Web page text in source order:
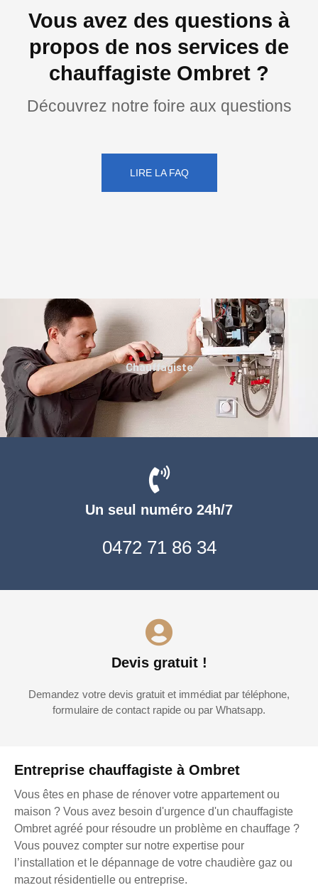
Vous avez des questions à
propos de nos services de
chauffagiste Ombret ?
Découvrez notre foire aux questions
LIRE LA FAQ
Entreprise chauffagiste à Ombret
Vous êtes en phase de rénover votre appartement ou
maison ? Vous avez besoin d'urgence d'un chauffagiste
Ombret agréé pour résoudre un problème en chauffage ?
Vous pouvez compter sur notre expertise pour
l’installation et le dépannage de votre chaudière gaz ou
mazout résidentielle ou entreprise.
Un seul numéro 24h/7
0472 71 86 34
Devis gratuit !
Demandez votre devis gratuit et immédiat par téléphone,
formulaire de contact rapide ou par Whatsapp.
Chauffagiste